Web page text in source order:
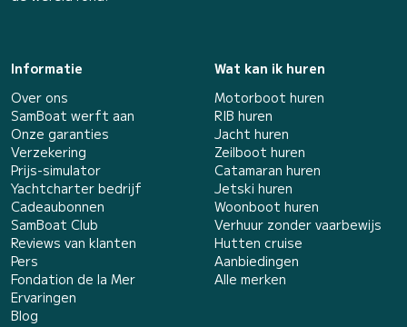
Informatie
Over ons
SamBoat werft aan
Onze garanties
Verzekering
Prijs-simulator
Yachtcharter bedrijf
Cadeaubonnen
SamBoat Club
Reviews van klanten
Pers
Fondation de la Mer
Ervaringen
Blog
Wat kan ik huren
Motorboot huren
RIB huren
Jacht huren
Zeilboot huren
Catamaran huren
Jetski huren
Woonboot huren
Verhuur zonder vaarbewijs
Hutten cruise
Aanbiedingen
Alle merken